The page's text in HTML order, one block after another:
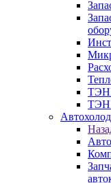
Автохолод